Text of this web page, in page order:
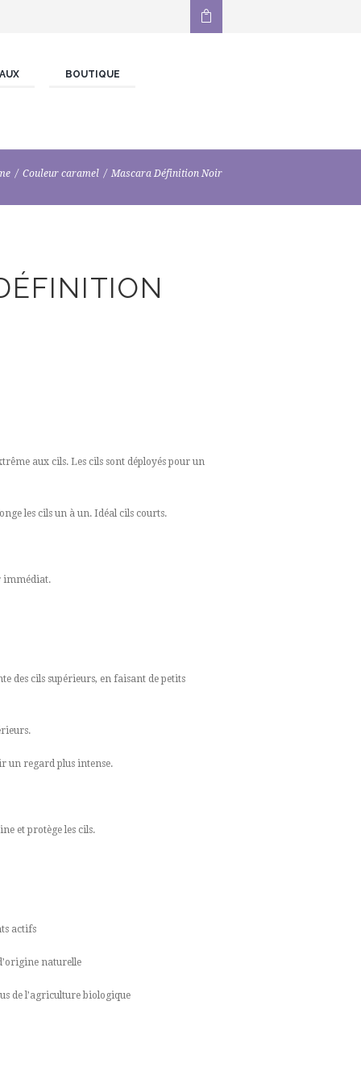
BOUTIQUE
Couleur caramel Mascara Définition Noir
aux cils. Les cils sont déployés pour un
les cils un à un. Idéal cils courts.
immédiat.
des cils supérieurs, en faisant de petits
un regard plus intense.
et protège les cils.
actifs
naturelle
de l’agriculture biologique